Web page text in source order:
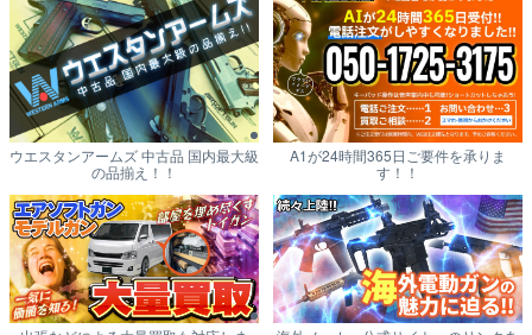
ウエスタンアームズ 中古品 国内最大級
の品揃え！！
A1が24時間365日ご要件を承りま
す！！